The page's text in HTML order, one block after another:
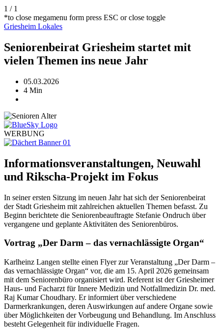
1 / 1
*to close megamenu form press ESC or close toggle
Griesheim Lokales
Seniorenbeirat Griesheim startet mit
vielen Themen ins neue Jahr
05.03.2026
4 Min
WERBUNG
Informationsveranstaltungen, Neuwahl
und Rikscha-Projekt im Fokus
In seiner ersten Sitzung im neuen Jahr hat sich der Seniorenbeirat
der Stadt Griesheim mit zahlreichen aktuellen Themen befasst. Zu
Beginn berichtete die Seniorenbeauftragte Stefanie Ondruch über
vergangene und geplante Aktivitäten des Seniorenbüros.
Vortrag „Der Darm – das vernachlässigte Organ“
Karlheinz Langen stellte einen Flyer zur Veranstaltung „Der Darm –
das vernachlässigte Organ“ vor, die am 15. April 2026 gemeinsam
mit dem Seniorenbüro organisiert wird. Referent ist der Griesheimer
Haus- und Facharzt für Innere Medizin und Notfallmedizin Dr. med.
Raj Kumar Choudhary. Er informiert über verschiedene
Darmerkrankungen, deren Auswirkungen auf andere Organe sowie
über Möglichkeiten der Vorbeugung und Behandlung. Im Anschluss
besteht Gelegenheit für individuelle Fragen.